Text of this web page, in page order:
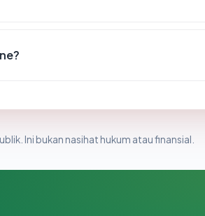
Ini bukan nasihat hukum atau finansial.